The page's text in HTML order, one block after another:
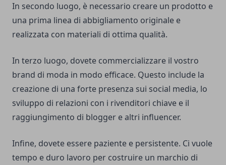
In secondo luogo, è necessario creare un prodotto e
una prima linea di abbigliamento originale e
realizzata con materiali di ottima qualità.
In terzo luogo, dovete commercializzare il vostro
brand di moda in modo efficace. Questo include la
creazione di una forte presenza sui social media, lo
sviluppo di relazioni con i rivenditori chiave e il
raggiungimento di blogger e altri influencer.
Infine, dovete essere paziente e persistente. Ci vuole
tempo e duro lavoro per costruire un marchio di